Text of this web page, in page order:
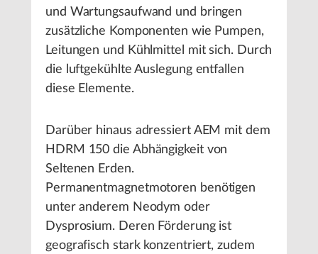
und Wartungsaufwand und bringen
zusätzliche Komponenten wie Pumpen,
Leitungen und Kühlmittel mit sich. Durch
die luftgekühlte Auslegung entfallen
diese Elemente.
Darüber hinaus adressiert AEM mit dem
HDRM 150 die Abhängigkeit von
Seltenen Erden.
Permanentmagnetmotoren benötigen
unter anderem Neodym oder
Dysprosium. Deren Förderung ist
geografisch stark konzentriert, zudem